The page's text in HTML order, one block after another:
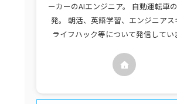
ーカーのAIエンジニア。 自動運転車
発。 朝活、英語学習、エンジニアス
ライフハック等について発信してい